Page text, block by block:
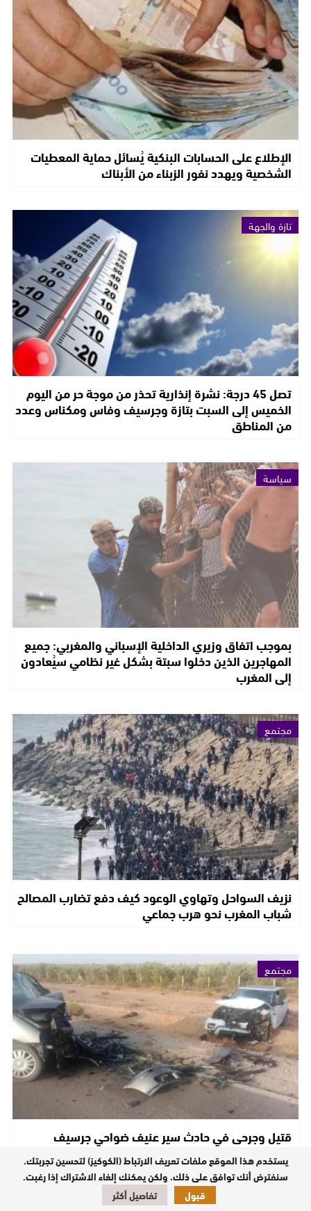
الإطلاع على الحسابات البنكية يُسائل حماية المعطيات
الشخصية ويهدد نفور الزبناء من الأبناك
تازة والجهة
تصل 45 درجة: نشرة إنذارية تحذر من موجة حر من اليوم
الخميس إلى السبت بتازة وجرسيف وفاس ومكناس وعدد
من المناطق
سياسة
بموجب اتفاق وزيري الداخلية الإسباني والمغربي: جميع
المهاجرين الذين دخلوا سبتة بشكل غير نظامي سيُعادون
إلى المغرب
مجتمع
نزيف السواحل وتهاوي الوعود كيف دفع تضارب المصالح
شباب المغرب نحو هرب جماعي
مجتمع
قتيل وجرحى في حادث سير عنيف ضواحي جرسيف
متابعات
يستخدم هذا الموقع ملفات تعريف الارتباط (الكوكيز) لتحسين تجربتك.
سنفترض أنك توافق على ذلك، ولكن يمكنك إلغاء الاشتراك إذا رغبت.
قبول
تفاصيل أكثر